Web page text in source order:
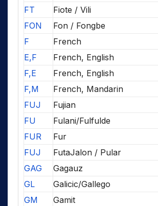
FT
Fiote / Vili
FON
Fon / Fongbe
F
French
E,F
French, English
F,E
French, English
F,M
French, Mandarin
FUJ
Fujian
FU
Fulani/Fulfulde
FUR
Fur
FUJ
FutaJalon / Pular
GAG
Gagauz
GL
Galicic/Gallego
GM
Gamit